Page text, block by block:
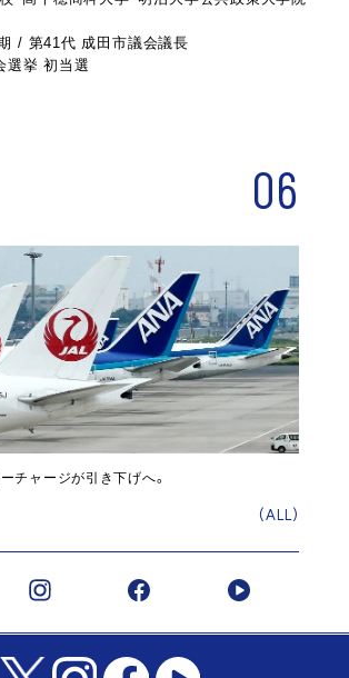
/ 第41代 成田市議会議長
選挙 初当選
06
チャージが引き下げへ。
(ALL)